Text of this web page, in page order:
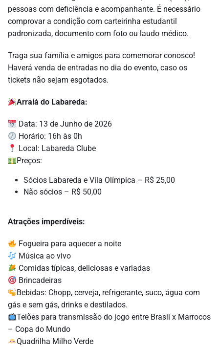
pessoas com deficiência e acompanhante. É necessário
comprovar a condição com carteirinha estudantil
padronizada, documento com foto ou laudo médico.
Traga sua família e amigos para comemorar conosco!
Haverá venda de entradas no dia do evento, caso os
tickets não sejam esgotados.
Arraiá do Labareda:
Data: 13 de Junho de 2026
Horário: 16h às 0h
Local: Labareda Clube
Preços:
Sócios Labareda e Vila Olímpica – R$ 25,00
Não sócios – R$ 50,00
Atrações imperdíveis:
Fogueira para aquecer a noite
Música ao vivo
Comidas típicas, deliciosas e variadas
Brincadeiras
Bebidas: Chopp, cerveja, refrigerante, suco, água com
gás e sem gás, drinks e destilados.
Telões para transmissão do jogo entre Brasil x Marrocos
– Copa do Mundo
Quadrilha Milho Verde